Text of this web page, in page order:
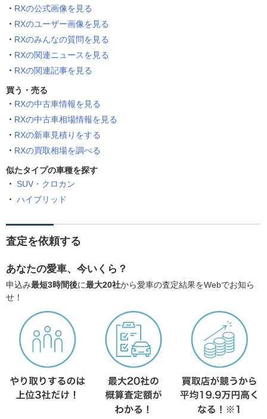
RXの公式画像を見る
RXのユーザー画像を見る
RXのみんなの質問を見る
RXの関連ニュースを見る
RXの関連記事を見る
買う・売る
RXの中古車情報を見る
RXの中古車相場情報を見る
RXの新車見積りをする
RXの買取相場を調べる
似たタイプの車種を探す
SUV・クロカン
ハイブリッド
査定を依頼する
あなたの愛車、今いくら？
申込み最短3時間後に最大20社から愛車の査定結果をWebでお知ら
せ！